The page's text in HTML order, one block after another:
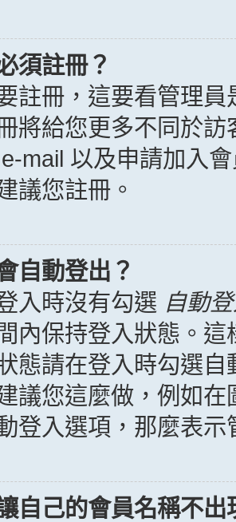
須註冊？
註冊，這要看管理
將給您更多不同於
mail 以及申請加入
議您註冊。
自動登出？
入時沒有勾選 自動
內保持登入狀態。
態請在登入時勾選
議您這麼做，例如
登入選項，那麼表
自己的會員名稱不